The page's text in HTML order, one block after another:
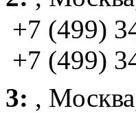
+7 (499)
+7 (499)
3: , Москва